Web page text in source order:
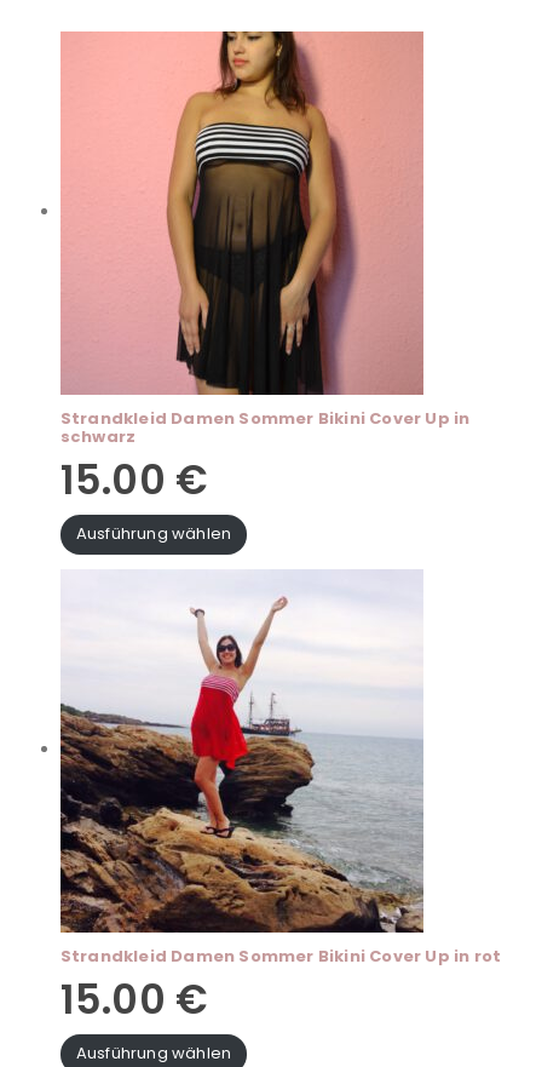
Strandkleid Damen Sommer Bikini Cover Up in
schwarz
15.00 €
Ausführung wählen
Strandkleid Damen Sommer Bikini Cover Up in rot
15.00 €
Ausführung wählen